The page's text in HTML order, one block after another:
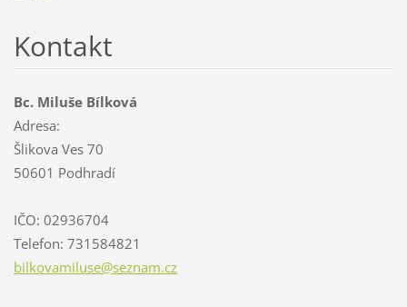
Kontakt
Bc. Miluše Bílková
Adresa:
Šlikova Ves 70
50601 Podhradí
IČO: 02936704
Telefon: 731584821
bilkovamiluse@seznam.cz